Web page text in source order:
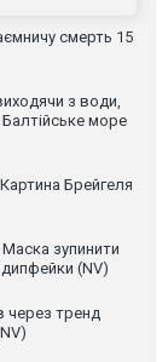
смерть 15
з води,
море
Брейгеля
зупинити
дипфейки (NV)
через тренд